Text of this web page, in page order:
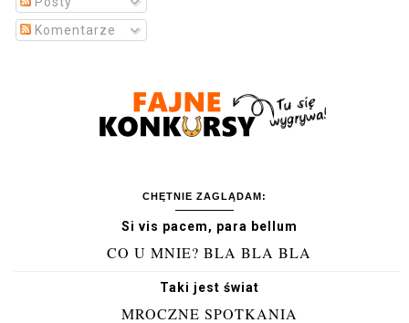
Komentarze
CHĘTNIE ZAGLĄDAM:
Si vis pacem, para bellum
CO U MNIE? BLA BLA BLA
Taki jest świat
MROCZNE SPOTKANIA